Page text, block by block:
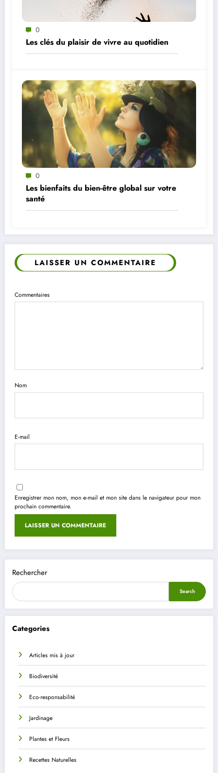
Rechercher
Search
Categories
Articles mis à jour
Biodiversité
Eco-responsabilité
Jardinage
Plantes et Fleurs
Recettes Naturelles
0
Les clés du plaisir de vivre au quotidien
0
Les bienfaits du bien-être global sur votre
santé
LAISSER UN COMMENTAIRE
Commentaires
Nom
E-mail
Enregistrer mon nom, mon e-mail et mon site dans le navigateur pour mon
prochain commentaire.